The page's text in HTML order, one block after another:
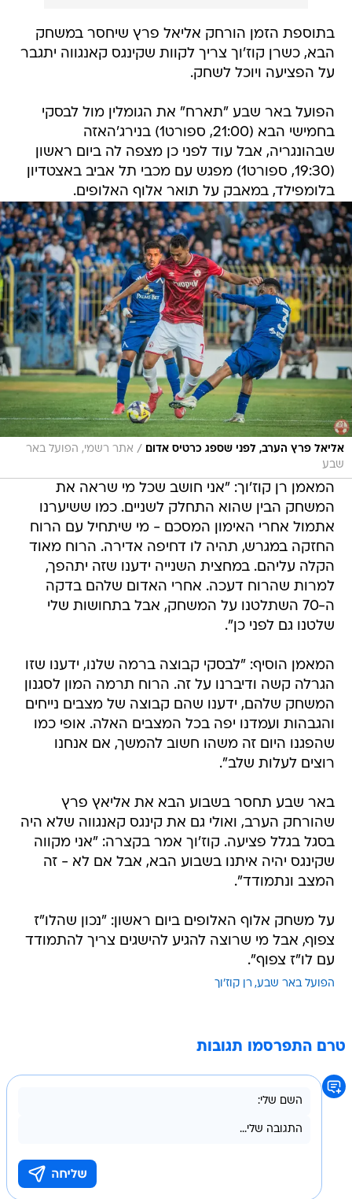
בתוספת הזמן הורחק אליאל פרץ שיחסר במשחק
הבא, כשרן קוז'וך צריך לקוות שקינגס קאנגווה יתגבר
על הפציעה ויוכל לשחק.
הפועל באר שבע "תארח" את הגומלין מול לבסקי
בחמישי הבא (21:00, ספורט1) בנירג'האזה
שבהונגריה, אבל עוד לפני כן מצפה לה ביום ראשון
(19:30, ספורט1) מפגש עם מכבי תל אביב באצטדיון
בלומפילד, במאבק על תואר אלוף האלופים.
אליאל פרץ הערב, לפני שספג כרטיס אדום / אתר רשמי, הפועל באר
שבע
המאמן רן קוז'וך: "אני חושב שכל מי שראה את
המשחק הבין שהוא התחלק לשניים. כמו ששיערנו
אתמול אחרי האימון המסכם - מי שיתחיל עם הרוח
החזקה במגרש, תהיה לו דחיפה אדירה. הרוח מאוד
הקלה עליהם. במחצית השנייה ידענו שזה יתהפך,
למרות שהרוח דעכה. אחרי האדום שלהם בדקה
ה-70 השתלטנו על המשחק, אבל בתחושות שלי
שלטנו גם לפני כן".
המאמן הוסיף: "לבסקי קבוצה ברמה שלנו, ידענו שזו
הגרלה קשה ודיברנו על זה. הרוח תרמה המון לסגנון
המשחק שלהם, ידענו שהם קבוצה של מצבים נייחים
והגבהות ועמדנו יפה בכל המצבים האלה. אופי כמו
שהפגנו היום זה משהו חשוב להמשך, אם אנחנו
רוצים לעלות שלב".
באר שבע תחסר בשבוע הבא את אליאץ פרץ
שהורחק הערב, ואולי גם את קינגס קאנגווה שלא היה
בסגל בגלל פציעה. קוז'וך אמר בקצרה: "אני מקווה
שקינגס יהיה איתנו בשבוע הבא, אבל אם לא - זה
המצב ונתמודד".
על משחק אלוף האלופים ביום ראשון: "נכון שהלו"ז
צפוף, אבל מי שרוצה להגיע להישגים צריך להתמודד
עם לו"ז צפוף".
הפועל באר שבע רן קוז'וך
טרם התפרסמו תגובות